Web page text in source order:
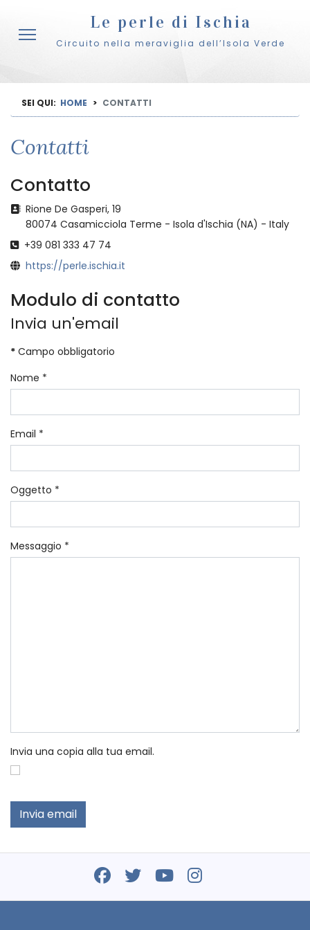
Le perle di Ischia
Circuito nella meraviglia dell’Isola Verde
SEI QUI: HOME CONTATTI
Contatti
Contatto
Indirizzo
Rione De Gasperi, 19
80074 Casamicciola Terme - Isola d'Ischia (NA) - Italy
Telefono
+39 081 333 47 74
Sito
https://perle.ischia.it
Modulo di contatto
Invia un'email
* Campo obbligatorio
Nome *
Email *
Oggetto *
Messaggio *
Invia una copia alla tua email.
Invia email